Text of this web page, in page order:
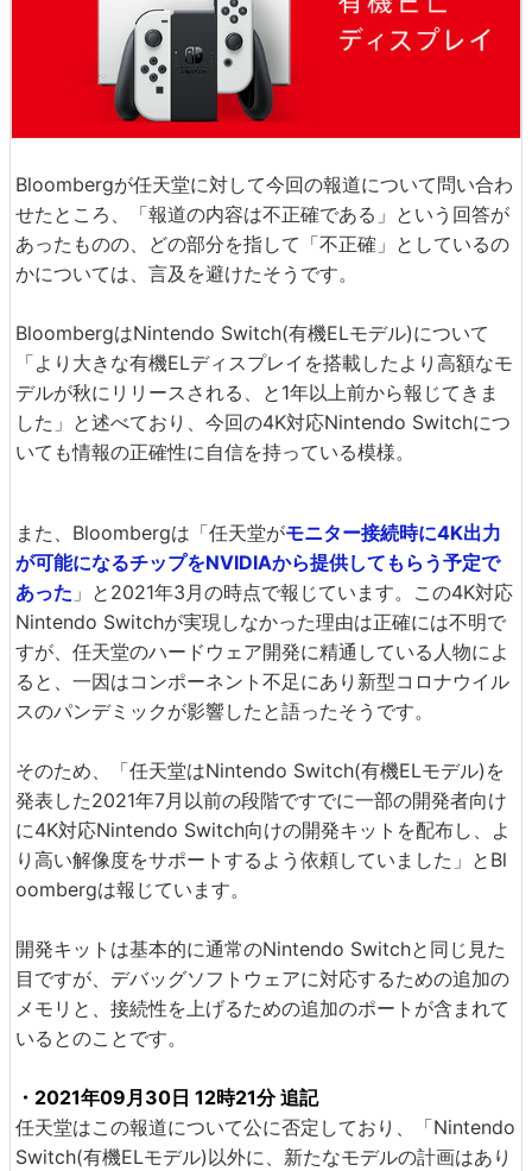
Bloombergが任天堂に対して今回の報道について問い合わ
せたところ、「報道の内容は不正確である」という回答が
あったものの、どの部分を指して「不正確」としているの
かについては、言及を避けたそうです。
BloombergはNintendo Switch(有機ELモデル)について
「より大きな有機ELディスプレイを搭載したより高額なモ
デルが秋にリリースされる、と1年以上前から報じてきま
した」と述べており、今回の4K対応Nintendo Switchにつ
いても情報の正確性に自信を持っている模様。
また、Bloombergは「任天堂がモニター接続時に4K出力
が可能になるチップをNVIDIAから提供してもらう予定で
あった 」と2021年3月の時点で報じています。この4K対応
Nintendo Switchが実現しなかった理由は正確には不明で
すが、任天堂のハードウェア開発に精通している人物によ
ると、一因はコンポーネント不足にあり新型コロナウイル
スのパンデミックが影響したと語ったそうです。
そのため、「任天堂はNintendo Switch(有機ELモデル)を
発表した2021年7月以前の段階ですでに一部の開発者向け
に4K対応Nintendo Switch向けの開発キットを配布し、よ
り高い解像度をサポートするよう依頼していました」とBl
oombergは報じています。
開発キットは基本的に通常のNintendo Switchと同じ見た
目ですが、デバッグソフトウェアに対応するための追加の
メモリと、接続性を上げるための追加のポートが含まれて
いるとのことです。
・2021年09月30日 12時21分 追記
任天堂はこの報道について公に否定しており、「Nintendo
Switch(有機ELモデル)以外に、新たなモデルの計画はあり